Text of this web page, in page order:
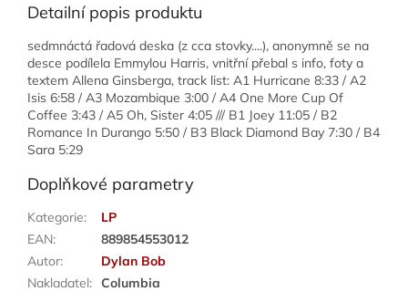
Detailní popis produktu
sedmnáctá řadová deska (z cca stovky....), anonymně se na
desce podílela Emmylou Harris, vnitřní přebal s info, foty a
textem Allena Ginsberga, track list: A1 Hurricane 8:33 / A2
Isis 6:58 / A3 Mozambique 3:00 / A4 One More Cup Of
Coffee 3:43 / A5 Oh, Sister 4:05 /// B1 Joey 11:05 / B2
Romance In Durango 5:50 / B3 Black Diamond Bay 7:30 / B4
Sara 5:29
Doplňkové parametry
Kategorie:
LP
EAN:
889854553012
Autor:
Dylan Bob
Nakladatel: Columbia